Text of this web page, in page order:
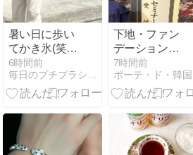
暑い日に歩い
てかき氷(笑)
まさかのフラ
ンスの方との
出会いまで♡
コーデ
6時間前
毎日のプチプラシンプルコーデ&コスメ体験記
下地・ファン
デーションも
７点入り！
【神崎恵さん
ディナーショ
点のコスメの
お土産」
7時間前
ボーテ・ド・韓国